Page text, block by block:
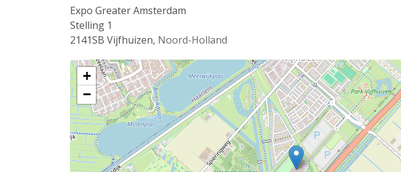
Expo Greater Amsterdam
Stelling 1
2141SB Vijfhuizen, Noord-Holland
+
−